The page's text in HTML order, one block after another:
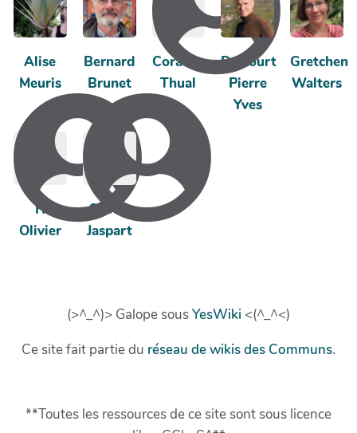
Alise
Meuris
Bernard
Brunet
Coraline
Thual
Delcourt
Pierre
Yves
Gretchen
Walters
H
Olivier
Olivier
Jaspart
(>^_^)> Galope sousYesWiki <(^_^<)
Ce site fait partie du réseau de wikis des Communs.
**Toutes les ressources de ce site sont sous licence